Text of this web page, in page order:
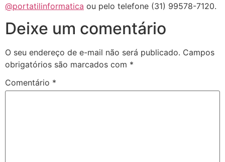
@portatilinformatica ou pelo telefone (31) 99578-7120.
Deixe um comentário
O seu endereço de e-mail não será publicado. Campos
obrigatórios são marcados com *
Comentário *